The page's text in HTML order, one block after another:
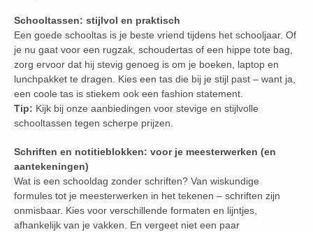
Schooltassen: stijlvol en praktisch
Een goede schooltas is je beste vriend tijdens het schooljaar. Of
je nu gaat voor een rugzak, schoudertas of een hippe tote bag,
zorg ervoor dat hij stevig genoeg is om je boeken, laptop en
lunchpakket te dragen. Kies een tas die bij je stijl past – want ja,
een coole tas is stiekem ook een fashion statement.
Tip: Kijk bij onze aanbiedingen voor stevige en stijlvolle
schooltassen tegen scherpe prijzen.
Schriften en notitieblokken: voor je meesterwerken (en
aantekeningen)
Wat is een schooldag zonder schriften? Van wiskundige
formules tot je meesterwerken in het tekenen – schriften zijn
onmisbaar. Kies voor verschillende formaten en lijntjes,
afhankelijk van je vakken. En vergeet niet een paar